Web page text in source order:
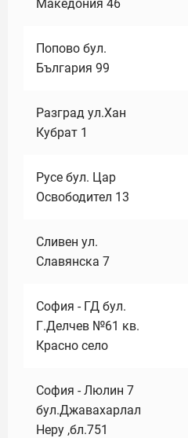
Македония 46
Попово бул.
България 99
Разград ул.Хан
Кубрат 1
Русе бул. Цар
Освободител 13
Сливен ул.
Славянска 7
София - ГД бул.
Г.Делчев №61 кв.
Красно село
София - Люлин 7
бул.Джавахарлал
Неру ,бл.751